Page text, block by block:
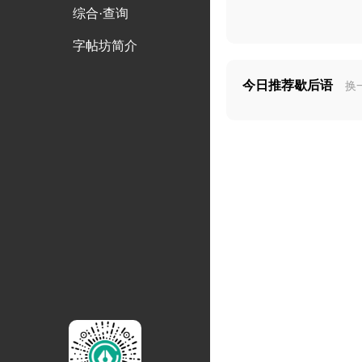
综合·查询
字帖坊简介
今日推荐歇后语 换